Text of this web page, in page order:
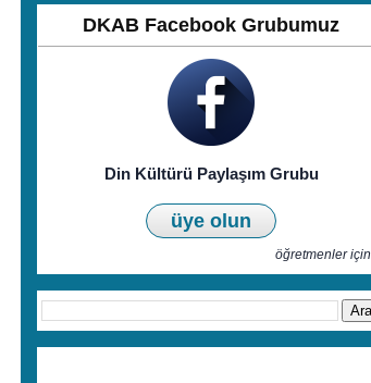
DKAB Facebook Grubumuz
Din Kültürü Paylaşım Grubu
üye olun
öğretmenler için